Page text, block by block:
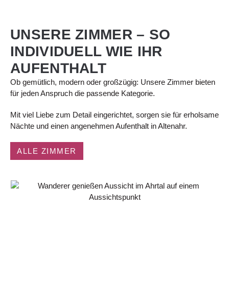
UNSERE ZIMMER – SO
INDIVIDUELL WIE IHR
AUFENTHALT
Ob gemütlich, modern oder großzügig: Unsere Zimmer bieten
für jeden Anspruch die passende Kategorie.
Mit viel Liebe zum Detail eingerichtet, sorgen sie für erholsame
Nächte und einen angenehmen Aufenthalt in Altenahr.
ALLE ZIMMER